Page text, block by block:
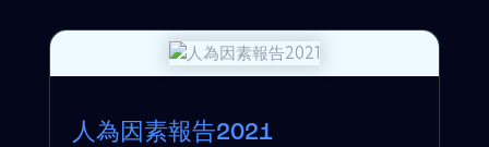
人為因素報告2021